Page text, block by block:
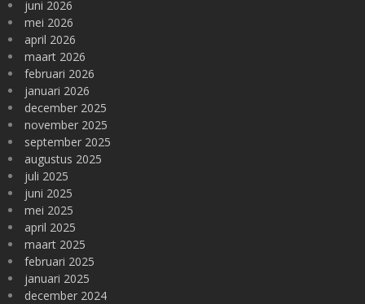
juni 2026
mei 2026
april 2026
maart 2026
februari 2026
januari 2026
december 2025
november 2025
september 2025
augustus 2025
juli 2025
juni 2025
mei 2025
april 2025
maart 2025
februari 2025
januari 2025
december 2024